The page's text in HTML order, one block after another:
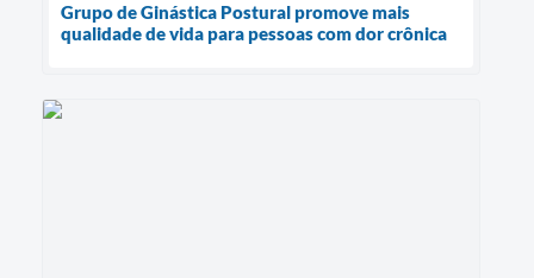
Grupo de Ginástica Postural promove mais
qualidade de vida para pessoas com dor crônica